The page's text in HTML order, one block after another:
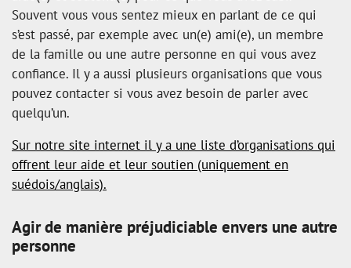
Souvent vous vous sentez mieux en parlant de ce qui
s’est passé, par exemple avec un(e) ami(e), un membre
de la famille ou une autre personne en qui vous avez
confiance. Il y a aussi plusieurs organisations que vous
pouvez contacter si vous avez besoin de parler avec
quelqu’un.
Sur notre site internet il y a une liste d’organisations qui
offrent leur aide et leur soutien (uniquement en
suédois/anglais).
Agir de manière préjudiciable envers une autre
personne